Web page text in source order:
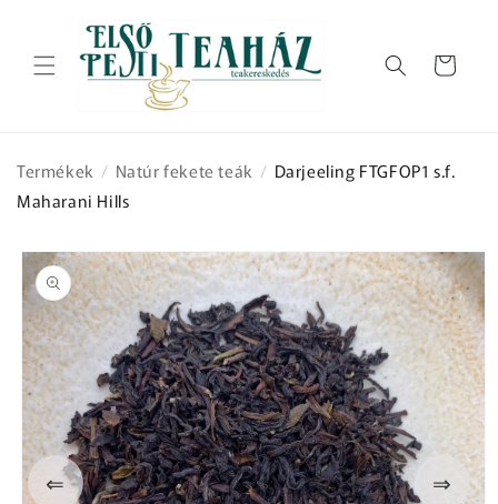
tartalomhoz
Kosár
Termékek / Natúr fekete teák / Darjeeling FTGFOP1 s.f.
Maharani Hills
⇐
Kihagyás, és
ugrás a
termékadatokra
⇒